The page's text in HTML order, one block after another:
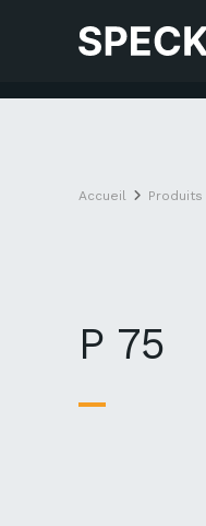
Accueil Produits
P 75